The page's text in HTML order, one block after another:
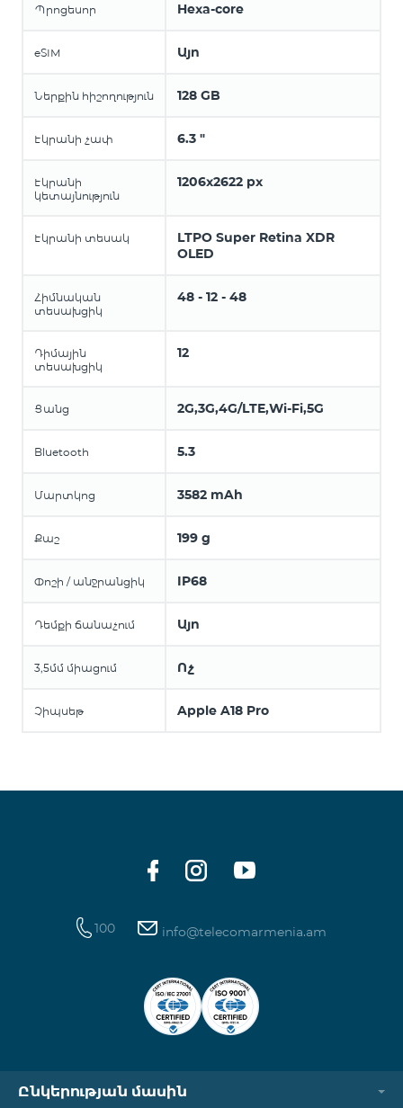
Պրոցեսոր Hexa-core
eSIM Այո
Ներքին հիշողություն 128 GB
Էկրանի չափ 6.3 "
Էկրանի
կետայնություն
1206x2622 px
Էկրանի տեսակ
LTPO Super Retina XDR
OLED
Հիմնական
տեսախցիկ
48 - 12 - 48
Դիմային
տեսախցիկ
12
Ցանց 2G,3G,4G/LTE,Wi-Fi,5G
Bluetooth 5.3
Մարտկոց 3582 mAh
Քաշ 199 g
Փոշի / անջրանցիկ IP68
Դեմքի ճանաչում Այո
3,5մմ միացում Ոչ
Չիպսեթ Apple A18 Pro
100 info@telecomarmenia.am
Ընկերության մասին